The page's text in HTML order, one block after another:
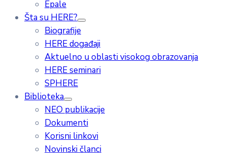
Epale
Šta su HERE?
Biografije
HERE događaji
Aktuelno u oblasti visokog obrazovanja
HERE seminari
SPHERE
Biblioteka
NEO publikacije
Dokumenti
Korisni linkovi
Novinski članci